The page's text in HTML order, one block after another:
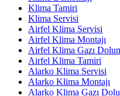
Klima Tamiri
Klima Servisi
Airfel Klima Servisi
Airfel Klima Montajı
Airfel Klima Gazı
Airfel Klima Tamiri
Alarko Klima Servisi
Alarko Klima Montajı
Alarko Klima Gazı